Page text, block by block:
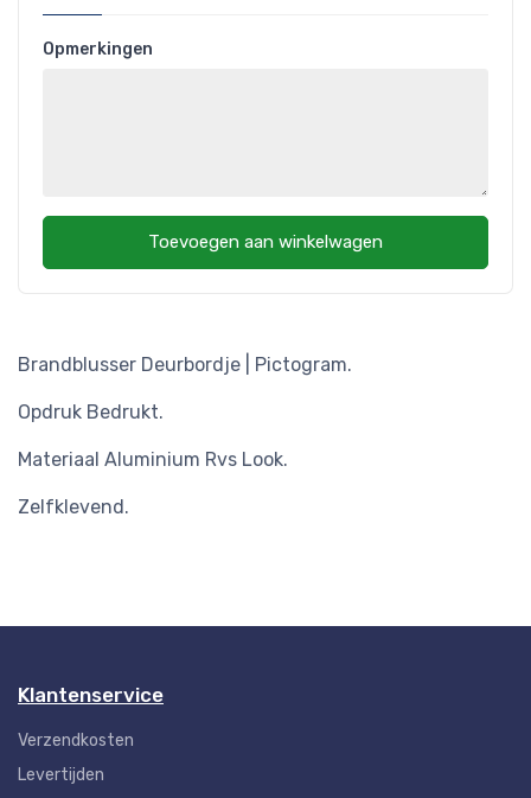
Brandblusser Deurbordje | Pictogram.
Opdruk Bedrukt.
Materiaal Aluminium Rvs Look.
Zelfklevend.
Opmerkingen
Toevoegen aan winkelwagen
Klantenservice
Verzendkosten
Levertijden